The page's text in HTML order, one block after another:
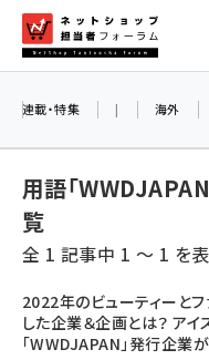
ン
ネッ
amazon (2255)
yahoo (1906)
楽天 (1874)
連載・特集 | 海外
用語「
覧
全 1 記事中 1 ～ 1 を
2022年のビューティーとフ
した企業＆企画とは？ アイ
「WWDJAPAN」発行企業が